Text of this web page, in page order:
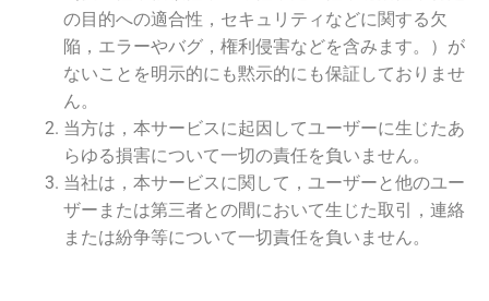
の目的への適合性，セキュリティなどに関する欠
陥，エラーやバグ，権利侵害などを含みます。）が
ないことを明示的にも黙示的にも保証しておりませ
ん。
当方は，本サービスに起因してユーザーに生じたあ
らゆる損害について一切の責任を負いません。
当社は，本サービスに関して，ユーザーと他のユー
ザーまたは第三者との間において生じた取引，連絡
または紛争等について一切責任を負いません。